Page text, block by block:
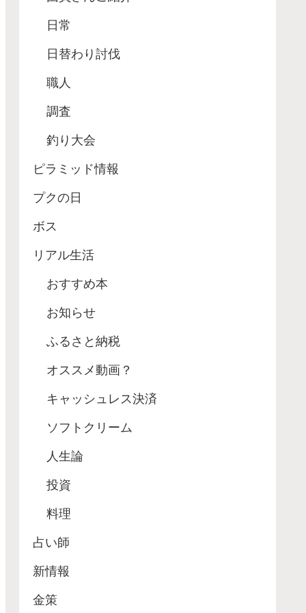
日常
日替わり討伐
職人
調査
釣り大会
ピラミッド情報
プクの日
ボス
リアル生活
おすすめ本
お知らせ
ふるさと納税
オススメ動画？
キャッシュレス決済
ソフトクリーム
人生論
投資
料理
占い師
新情報
金策